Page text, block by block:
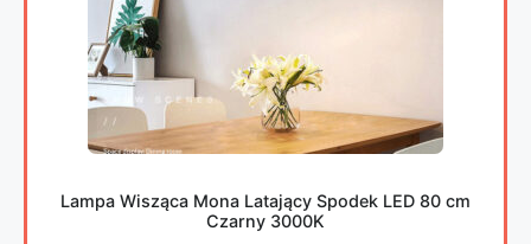
Lampa Wisząca Mona Latający Spodek LED 80 cm
Czarny 3000K